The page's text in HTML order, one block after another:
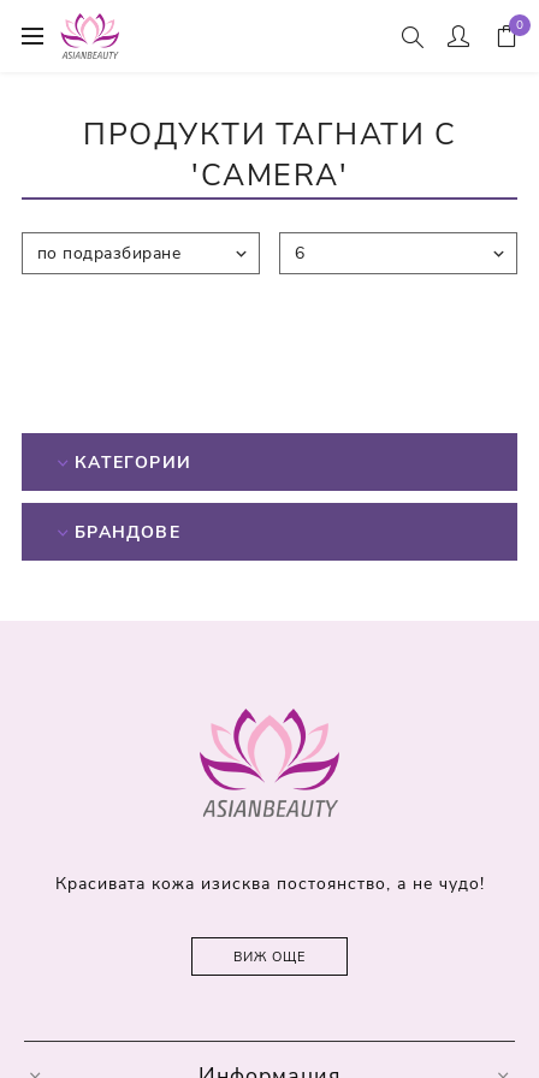
0
ПРОДУКТИ ТАГНАТИ С
'CAMERA'
КАТЕГОРИИ
БРАНДОВЕ
Красивата кожа изисква постоянство, а не чудо!
ВИЖ ОЩЕ